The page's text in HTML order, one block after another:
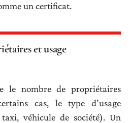
un certificat.
et usage
le nombre de propriétaires
cas, le type d’usage
véhicule de société). Un